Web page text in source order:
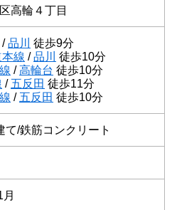
高輪４丁目
/品川
徒歩9分
線 /品川
徒歩10分
/高輪台 徒歩10分
/ 五反田 徒歩11分
/ 五反田 徒歩10分
て/鉄筋コンクリート